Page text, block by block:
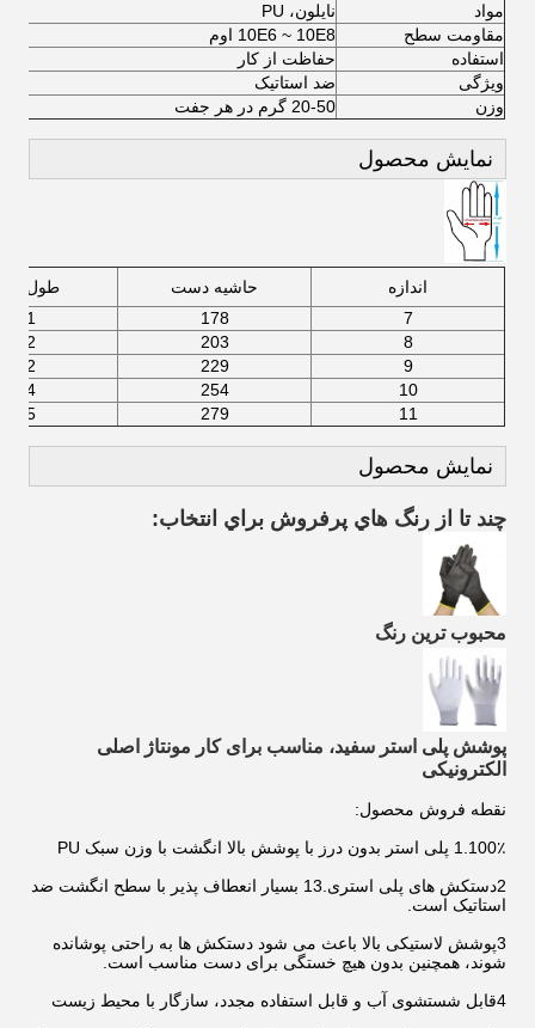
مواد
نایلون، PU
مقاومت سطح
10E6 ~ 10E8 اوم
استفاده
حفاظت از کار
ویژگی
ضد استاتیک
وزن
20-50 گرم در هر جفت
نمایش محصول
اندازه حاشیه دست
طول
7
178
171
8
203
182
9
229
192
10
254
204
11
279
215
نمایش محصول
چند تا از رنگ هاي پرفروش براي انتخاب:
محبوب ترین رنگ
پوشش پلی استر سفید، مناسب برای کار مونتاژ اصلی
الکترونیکی
نقطه فروش محصول:
1.100٪ پلی استر بدون درز با پوشش بالا انگشت با وزن سبک PU
2دستکش های پلی استری.13 بسیار انعطاف پذیر با سطح انگشت ضد
استاتیک است.
3پوشش لاستیکی بالا باعث می شود دستکش ها به راحتی پوشانده
شوند، همچنین بدون هیچ خستگی برای دست مناسب است.
4قابل شستشوی آب و قابل استفاده مجدد، سازگار با محیط زیست